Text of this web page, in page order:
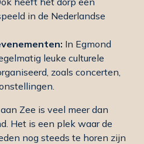
in de Nederlandse
In Egmond
leuke culturele
zoals concerten,
Zee is veel meer dan
Het is een plek waar de
nog steeds te horen zijn